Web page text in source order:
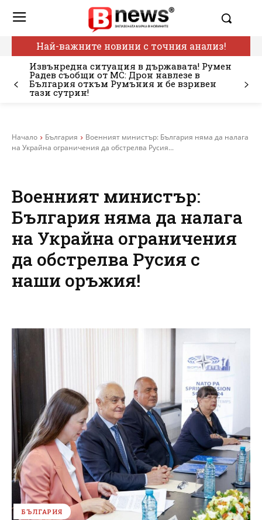
Най-важните новини с точния анализ!
Извънредна ситуация в държавата! Румен
Радев съобщи от МС: Дрон навлезе в
България откъм Румъния и бе взривен
тази сутрин!
Начало България
Военният министър: България няма да налага
на Украйна ограничения да обстрелва Русия...
Военният министър:
България няма да налага
на Украйна ограничения
да обстрелва Русия с
наши оръжия!
БЪЛГАРИЯ